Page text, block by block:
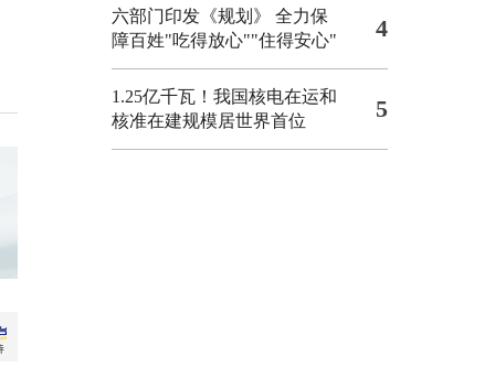
六部门印发《规划》 全力保
障百姓"吃得放心""住得安心"
4
1.25亿千瓦！我国核电在运和
核准在建规模居世界首位
5